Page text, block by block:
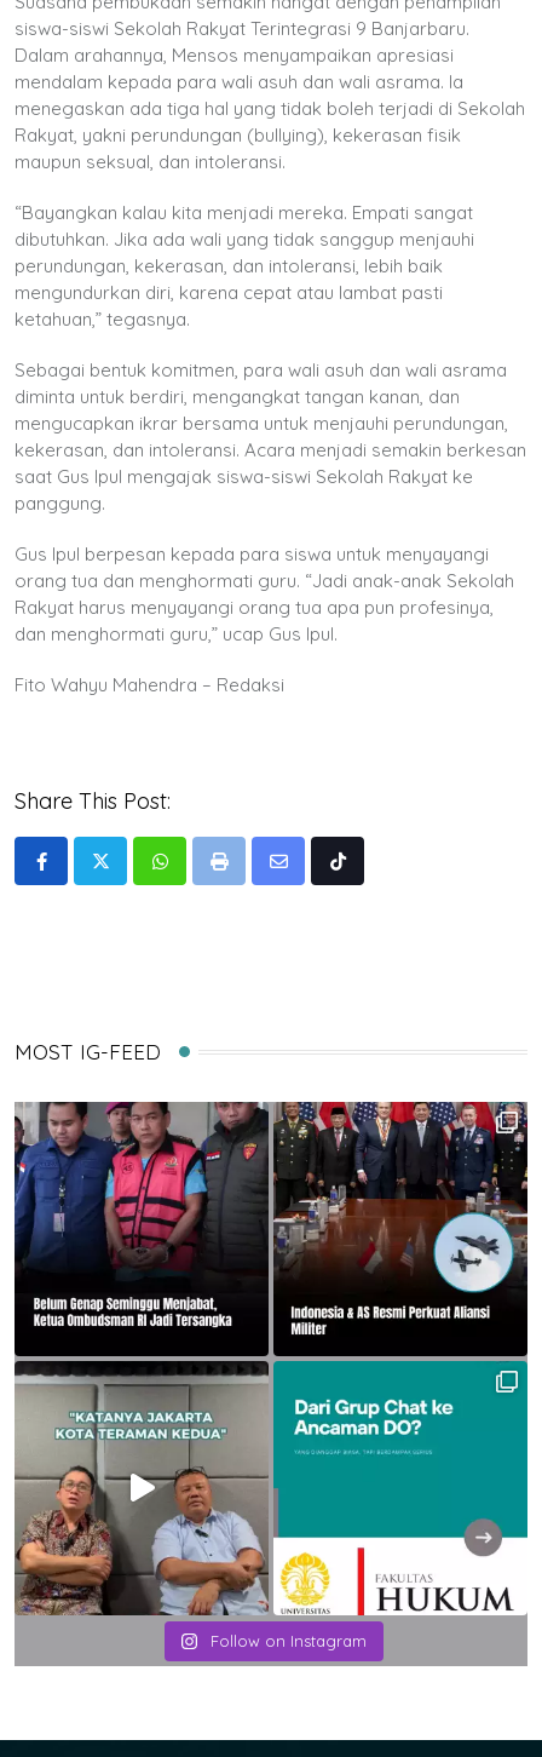
siswa-siswi Sekolah Rakyat Terintegrasi 9 Banjarbaru.
Dalam arahannya, Mensos menyampaikan apresiasi
mendalam kepada para wali asuh dan wali asrama. Ia
menegaskan ada tiga hal yang tidak boleh terjadi di Sekolah
Rakyat, yakni perundungan (bullying), kekerasan fisik
maupun seksual, dan intoleransi.
“Bayangkan kalau kita menjadi mereka. Empati sangat
dibutuhkan. Jika ada wali yang tidak sanggup menjauhi
perundungan, kekerasan, dan intoleransi, lebih baik
mengundurkan diri, karena cepat atau lambat pasti
ketahuan,” tegasnya.
Sebagai bentuk komitmen, para wali asuh dan wali asrama
diminta untuk berdiri, mengangkat tangan kanan, dan
mengucapkan ikrar bersama untuk menjauhi perundungan,
kekerasan, dan intoleransi. Acara menjadi semakin berkesan
saat Gus Ipul mengajak siswa-siswi Sekolah Rakyat ke
panggung.
Gus Ipul berpesan kepada para siswa untuk menyayangi
orang tua dan menghormati guru. “Jadi anak-anak Sekolah
Rakyat harus menyayangi orang tua apa pun profesinya,
dan menghormati guru,” ucap Gus Ipul.
Fito Wahyu Mahendra – Redaksi
Share This Post:
WhatsappPrint
Share
Tiktok
MOST IG-FEED
Follow on Instagram